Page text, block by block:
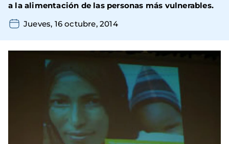
a la alimentación de las personas más vulnerables.
Jueves, 16 octubre, 2014